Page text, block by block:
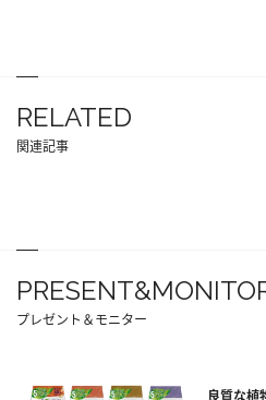
RELATED
関連記事
プレゼント＆モニター
良質な植